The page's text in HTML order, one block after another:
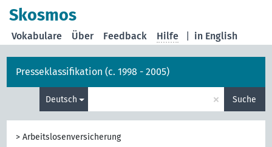
Skosmos
in English
Vokabulare Über Feedback Hilfe
Presseklassifikation (c. 1998 - 2005)
Deutsch × Suche
>Arbeitslosenversicherung